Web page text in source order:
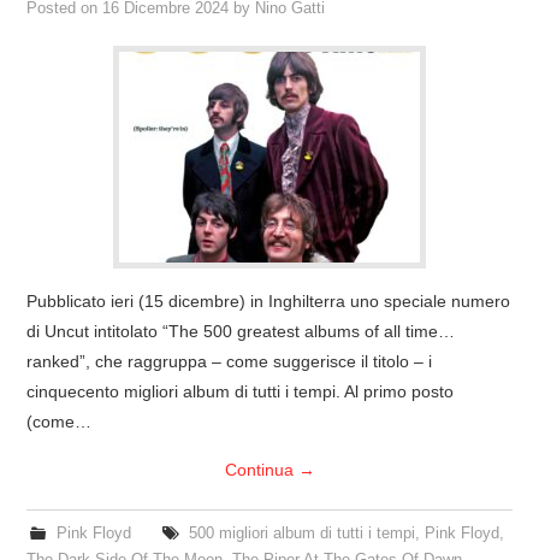
Posted on 16 Dicembre 2024 by Nino Gatti
Pubblicato ieri (15 dicembre) in Inghilterra uno speciale numero
di Uncut intitolato “The 500 greatest albums of all time…
ranked”, che raggruppa – come suggerisce il titolo – i
cinquecento migliori album di tutti i tempi. Al primo posto
(come…
Continua →
Pink Floyd 500 migliori album di tutti i tempi, Pink Floyd,